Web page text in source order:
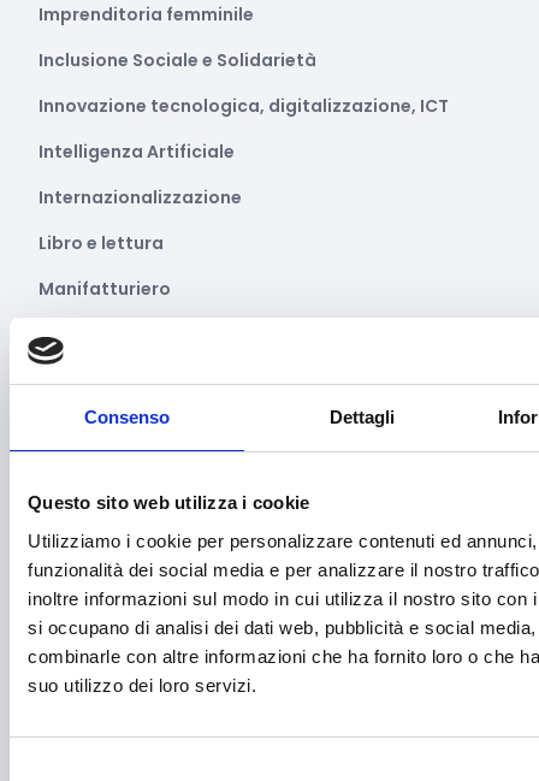
Consenso Dettagli
Questo sito web utilizza i cookie
Utilizziamo i cookie per personalizzare contenuti ed
funzionalità dei social media e per analizzare il nostro
inoltre informazioni sul modo in cui utilizza il nostro sito con
si occupano di analisi dei dati web, pubblicità e social
combinarle con altre informazioni che ha fornito loro o che
suo utilizzo dei loro servizi.
Imprenditoria femminile
Inclusione Sociale e Solidarietà
Innovazione tecnologica, digitalizzazione, ICT
Intelligenza Artificiale
Internazionalizzazione
Libro e lettura
Manifatturiero
Manifestazioni culturali
Manifestazioni Sportive
Marginalità sociale
Media e informazione
Migrazione e sviluppo
Mobile e arredo
Mobilità sostenibile